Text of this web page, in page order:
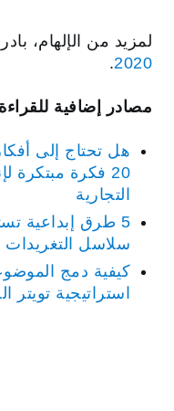
لمزيد من الإلهام،
2020
.
مصادر إضافية
هل تحتاج إلى
20 فكرة
التجارية
‏5 طرق إبداعية
سلاسل التغريدات
كيفية دمج
استراتيجية تويتر